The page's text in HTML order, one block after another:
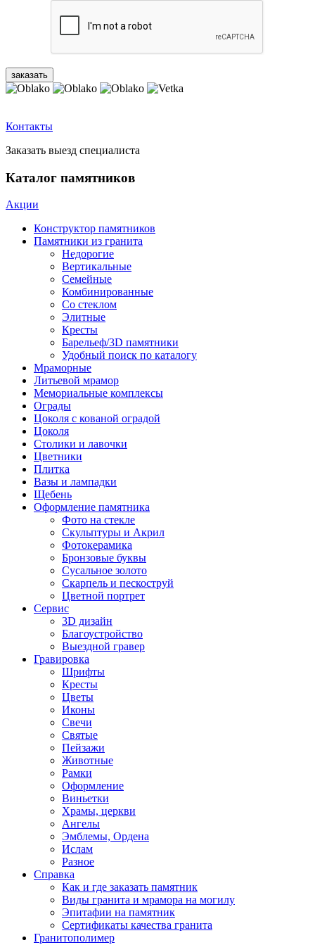
Контакты
Заказать выезд специалиста
Каталог памятников
Акции
Конструктор памятников
Памятники из гранита
Недорогие
Вертикальные
Семейные
Комбинированные
Со стеклом
Элитные
Кресты
Барельеф/3D памятники
Удобный поиск по каталогу
Мраморные
Литьевой мрамор
Мемориальные комплексы
Ограды
Цоколя с кованой оградой
Цоколя
Столики и лавочки
Цветники
Плитка
Вазы и лампадки
Щебень
Оформление памятника
Фото на стекле
Скульптуры и Акрил
Фотокерамика
Бронзовые буквы
Сусальное золото
Скарпель и пескоструй
Цветной портрет
Сервис
3D дизайн
Благоустройство
Выездной гравер
Гравировка
Шрифты
Кресты
Цветы
Иконы
Свечи
Святые
Пейзажи
Животные
Рамки
Оформление
Виньетки
Храмы, церкви
Ангелы
Эмблемы, Ордена
Ислам
Разное
Справка
Как и где заказать памятник
Виды гранита и мрамора на могилу
Эпитафии на памятник
Сертификаты качества гранита
Гранитополимер